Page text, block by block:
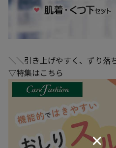
＼＼引き上げやすく、ずり落
▽特集はこちら